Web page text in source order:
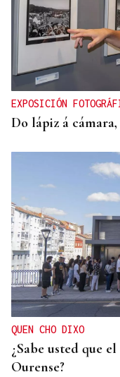
EXPOSICIÓN
Do lápiz á
QUEN CHO DIXO
¿Sabe usted que
Ourense?